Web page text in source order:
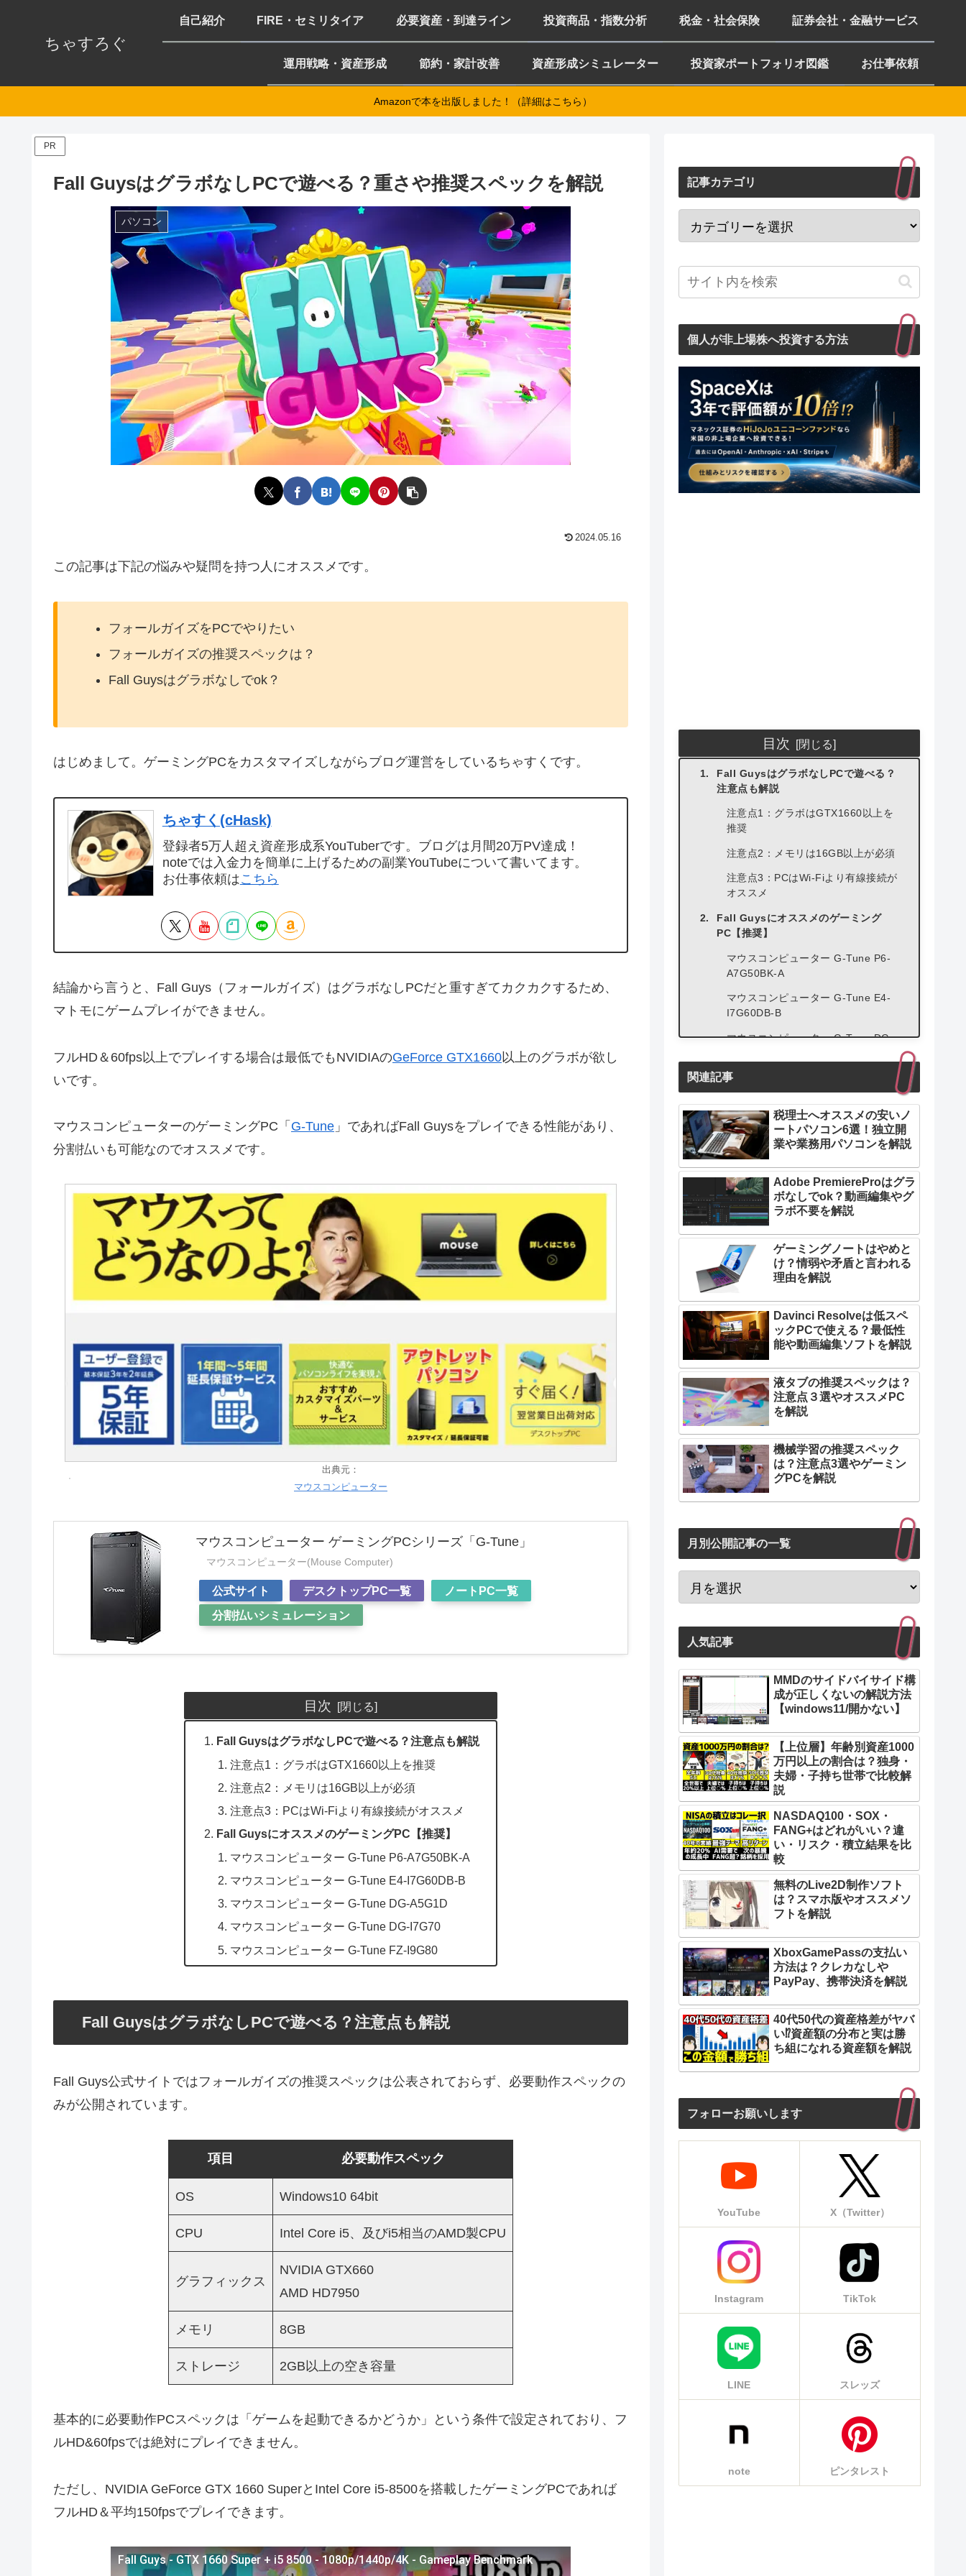
ちゃすろぐ
自己紹介 FIRE・セミリタイア 必要資産・到達ライン 投資商品・指数分析 税金・社会保険 証券会社・金融サービス
運用戦略・資産形成 節約・家計改善 資産形成シミュレーター 投資家ポートフォリオ図鑑 お仕事依頼
Amazonで本を出版しました！（詳細はこちら）
PR
Fall GuysはグラボなしPCで遊べる？重さや推奨スペックを解説
パソコン
2024.05.16
この記事は下記の悩みや疑問を持つ人にオススメです。
フォールガイズをPCでやりたい
フォールガイズの推奨スペックは？
Fall Guysはグラボなしでok？
はじめまして。ゲーミングPCをカスタマイズしながらブログ運営をしているちゃすくです。
ちゃすく(cHask)
登録者5万人超え資産形成系YouTuberです。ブログは月間20万PV達成！
noteでは入金力を簡単に上げるための副業YouTubeについて書いてます。
お仕事依頼はこちら
結論から言うと、Fall Guys（フォールガイズ）はグラボなしPCだと重すぎてカクカクするため、
マトモにゲームプレイができません。
フルHD＆60fps以上でプレイする場合は最低でもNVIDIAのGeForce GTX1660以上のグラボが欲し
いです。
マウスコンピューターのゲーミングPC「 G-Tune 」であればFall Guysをプレイできる性能があり、
分割払いも可能なのでオススメです。
出典元：
マウスコンピューター
マウスコンピューター ゲーミングPCシリーズ「G-Tune」
マウスコンピューター(Mouse Computer)
公式サイト デスクトップPC一覧
ノートPC一覧
分割払いシミュレーション
目次
Fall GuysはグラボなしPCで遊べる？注意点も解説
注意点1：グラボはGTX1660以上を推奨
注意点2：メモリは16GB以上が必須
注意点3：PCはWi-Fiより有線接続がオススメ
Fall GuysにオススメのゲーミングPC【推奨】
マウスコンピューター G-Tune P6-A7G50BK-A
マウスコンピューター G-Tune E4-I7G60DB-B
マウスコンピューター G-Tune DG-A5G1D
マウスコンピューター G-Tune DG-I7G70
マウスコンピューター G-Tune FZ-I9G80
Fall GuysはグラボなしPCで遊べる？注意点も解説
Fall Guys公式サイトではフォールガイズの推奨スペックは公表されておらず、必要動作スペックの
みが公開されています。
項目 必要動作スペック
OS Windows10 64bit
CPU Intel Core i5、及びi5相当のAMD製CPU
グラフィックス
NVIDIA GTX660
AMD HD7950
メモリ 8GB
ストレージ 2GB以上の空き容量
基本的に必要動作PCスペックは「ゲームを起動できるかどうか」という条件で設定されており、フ
ルHD&60fpsでは絶対にプレイできません。
ただし、NVIDIA GeForce GTX 1660 SuperとIntel Core i5-8500を搭載したゲーミングPCであれば
フルHD＆平均150fpsでプレイできます。
Fall Guys - GTX 1660 Super + i5 8500 - 1080p/1440p/4K - Gameplay Benchmark
記事カテゴリ
個人が非上場株へ投資する方法
目次
Fall GuysはグラボなしPCで遊べる？
注意点も解説
注意点1：グラボはGTX1660以上を
推奨
注意点2：メモリは16GB以上が必須
注意点3：PCはWi-Fiより有線接続が
オススメ
Fall Guysにオススメのゲーミング
PC【推奨】
マウスコンピューター G-Tune P6-
A7G50BK-A
マウスコンピューター G-Tune E4-
I7G60DB-B
マウスコンピューター G-Tune DG-
マウスコンピューター G-Tune DG-
I7G70
マウスコンピューター G-Tune FZ-
I9G80
関連記事
税理士へオススメの安いノ
ートパソコン6選！独立開
業や業務用パソコンを解説
Adobe PremiereProはグラ
ボなしでok？動画編集やグ
ラボ不要を解説
ゲーミングノートはやめと
け？情弱や矛盾と言われる
理由を解説
Davinci Resolveは低スペ
ックPCで使える？最低性
能や動画編集ソフトを解説
液タブの推奨スペックは？
注意点３選やオススメPC
を解説
機械学習の推奨スペック
は？注意点3選やゲーミン
グPCを解説
月別公開記事の一覧
人気記事
MMDのサイドバイサイド構
成が正しくないの解説方法
【windows11/開かない】
【上位層】年齢別資産1000
万円以上の割合は？独身・
夫婦・子持ち世帯で比較解
説
NASDAQ100・SOX・
FANG+はどれがいい？違
い・リスク・積立結果を比
較
無料のLive2D制作ソフト
は？スマホ版やオススメソ
フトを解説
XboxGamePassの支払い
方法は？クレカなしや
PayPay、携帯決済を解説
40代50代の資産格差がヤバ
い⁉︎資産額の分布と実は勝
ち組になれる資産額を解説
フォローお願いします
YouTube X（Twitter）
Instagram TikTok
LINE スレッズ
note ピンタレスト